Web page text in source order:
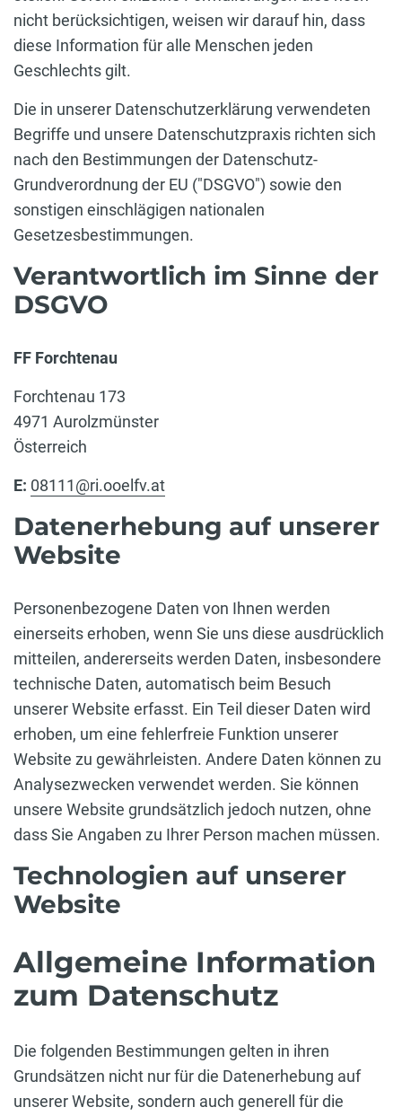
nicht berücksichtigen, weisen wir darauf hin, dass
diese Information für alle Menschen jeden
Geschlechts gilt.
Die in unserer Datenschutzerklärung verwendeten
Begriffe und unsere Datenschutzpraxis richten sich
nach den Bestimmungen der Datenschutz-
Grundverordnung der EU ("DSGVO") sowie den
sonstigen einschlägigen nationalen
Gesetzesbestimmungen.
Verantwortlich im Sinne der
DSGVO
FF Forchtenau
Forchtenau 173
4971 Aurolzmünster
Österreich
E: 08111@ri.ooelfv.at
Datenerhebung auf unserer
Website
Personenbezogene Daten von Ihnen werden
einerseits erhoben, wenn Sie uns diese ausdrücklich
mitteilen, andererseits werden Daten, insbesondere
technische Daten, automatisch beim Besuch
unserer Website erfasst. Ein Teil dieser Daten wird
erhoben, um eine fehlerfreie Funktion unserer
Website zu gewährleisten. Andere Daten können zu
Analysezwecken verwendet werden. Sie können
unsere Website grundsätzlich jedoch nutzen, ohne
dass Sie Angaben zu Ihrer Person machen müssen.
Technologien auf unserer
Website
Allgemeine Information
zum Datenschutz
Die folgenden Bestimmungen gelten in ihren
Grundsätzen nicht nur für die Datenerhebung auf
unserer Website, sondern auch generell für die